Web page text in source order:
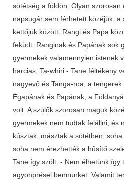
sötétség a földön. Olyan szorosan
napsugár sem férhetett közéjük,
kettőjük között. Rangi és Papa
feküdt. Ranginak és Papának sok
gyermekek valamennyien istenek
harcias, Ta-whiri - Tane féltékeny
nagyevő és Tanga-roa, a
Égapának és Papának, a
volt. A szülők szorosan maguk
gyermekek nem tudtak felállni, és
kúsztak, másztak a sötétben,
soha nem érezhették a hűsítő
Tane így szólt: - Nem élhetünk így
agyonprésel bennünket. Valamit